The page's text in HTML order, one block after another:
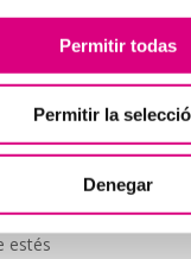
Permitir todas
Permitir la
Denegar
Virtual
para
para el trabajo
estés